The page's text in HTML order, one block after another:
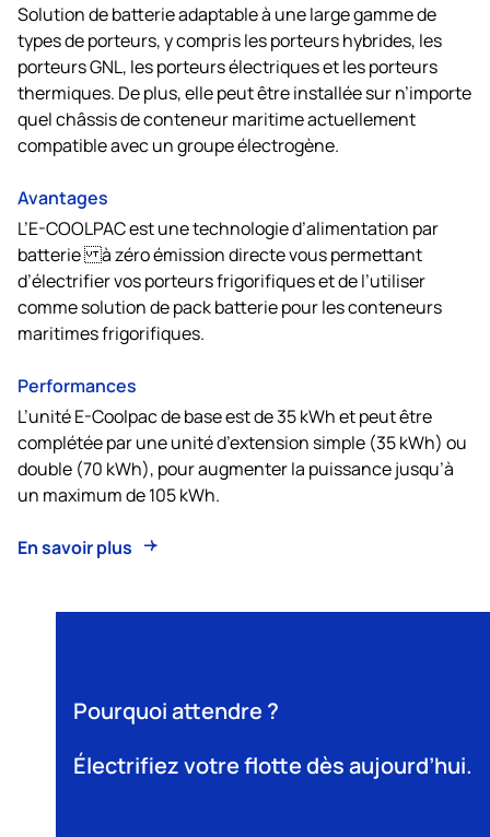
Solution de batterie adaptable à une large gamme de
types de porteurs, y compris les porteurs hybrides, les
porteurs GNL, les porteurs électriques et les porteurs
thermiques. De plus, elle peut être installée sur n’importe
quel châssis de conteneur maritime actuellement
compatible avec un groupe électrogène.
Avantages
L’E-COOLPAC est une technologie d’alimentation par
batterie à zéro émission directe vous permettant
d’électrifier vos porteurs frigorifiques et de l’utiliser
comme solution de pack batterie pour les conteneurs
maritimes frigorifiques.
Performances
L’unité E-Coolpac de base est de 35 kWh et peut être
complétée par une unité d’extension simple (35 kWh) ou
double (70 kWh), pour augmenter la puissance jusqu’à
un maximum de 105 kWh.
En savoir plus
Pourquoi attendre ?
Électrifiez votre flotte dès aujourd’hui.